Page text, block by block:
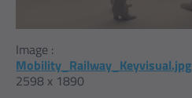
Image :
Mobility_Railway_Keyvisual.jpg
2598 x 1890